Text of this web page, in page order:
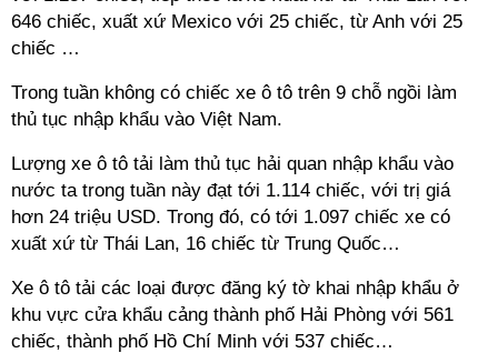
646 chiếc, xuất xứ Mexico với 25 chiếc, từ Anh với 25
chiếc …
Trong tuần không có chiếc xe ô tô trên 9 chỗ ngồi làm
thủ tục nhập khẩu vào Việt Nam.
Lượng xe ô tô tải làm thủ tục hải quan nhập khẩu vào
nước ta trong tuần này đạt tới 1.114 chiếc, với trị giá
hơn 24 triệu USD. Trong đó, có tới 1.097 chiếc xe có
xuất xứ từ Thái Lan, 16 chiếc từ Trung Quốc…
Xe ô tô tải các loại được đăng ký tờ khai nhập khẩu ở
khu vực cửa khẩu cảng thành phố Hải Phòng với 561
chiếc, thành phố Hồ Chí Minh với 537 chiếc…